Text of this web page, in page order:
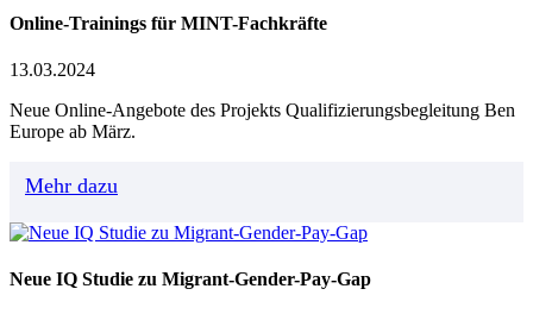
Online-Trainings für MINT-Fachkräfte
13.03.2024
Neue Online-Angebote des Projekts Qualifizierungsbegleitung Ben
Europe ab März.
Mehr dazu
Neue IQ Studie zu Migrant-Gender-Pay-Gap